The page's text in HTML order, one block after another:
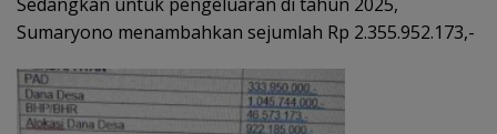
Sumaryono menambahkan sejumlah Rp 2.355.952.173,-